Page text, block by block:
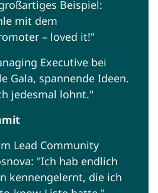
Beispiel:
mit dem
– loved it!"
Executive bei
Gala, spannende Ideen.
jedesmal lohnt."
Lead Community
"Ich hab endlich
kennengelernt, die ich